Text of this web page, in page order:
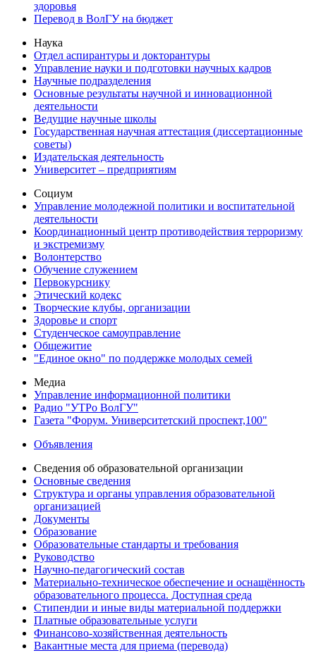
здоровья
Перевод в ВолГУ на бюджет
Наука
Отдел аспирантуры и докторантуры
Управление науки и подготовки научных кадров
Научные подразделения
Основные результаты научной и инновационной
деятельности
Ведущие научные школы
Государственная научная аттестация (диссертационные
советы)
Издательская деятельность
Университет – предприятиям
Социум
Управление молодежной политики и воспитательной
деятельности
Координационный центр противодействия терроризму
и экстремизму
Волонтерство
Обучение служением
Первокурснику
Этический кодекс
Творческие клубы, организации
Здоровье и спорт
Студенческое самоуправление
Общежитие
"Единое окно" по поддержке молодых семей
Медиа
Управление информационной политики
Радио "УТРо ВолГУ"
Газета "Форум. Университетский проспект,100"
Объявления
Сведения об образовательной организации
Основные сведения
Структура и органы управления образовательной
организацией
Документы
Образование
Образовательные стандарты и требования
Руководство
Научно-педагогический состав
Материально-техническое обеспечение и оснащённость
образовательного процесса. Доступная среда
Стипендии и иные виды материальной поддержки
Платные образовательные услуги
Финансово-хозяйственная деятельность
Вакантные места для приема (перевода)